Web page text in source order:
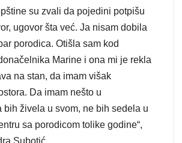
su zvali da pojedini potpišu
ugovor šta već. Ja nisam dobila
porodica. Otišla sam kod
Marine i ona mi je rekla
na stan, da imam višak
Da imam nešto u
bih živela u svom, ne bih sedela u
sa porodicom tolike godine“,
Subotić.